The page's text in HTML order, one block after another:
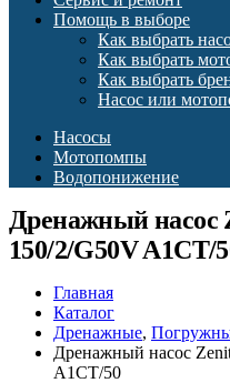
Помощь в выборе
Как выбрать
Как выбрать
Как выбрать
Насос или
Насосы
Мотопомпы
Водопонижение
Дренажный насос
150/2/G50V A1CT/
Главная
Каталог
Дренажные,
Дренажный насос
A1CT/50